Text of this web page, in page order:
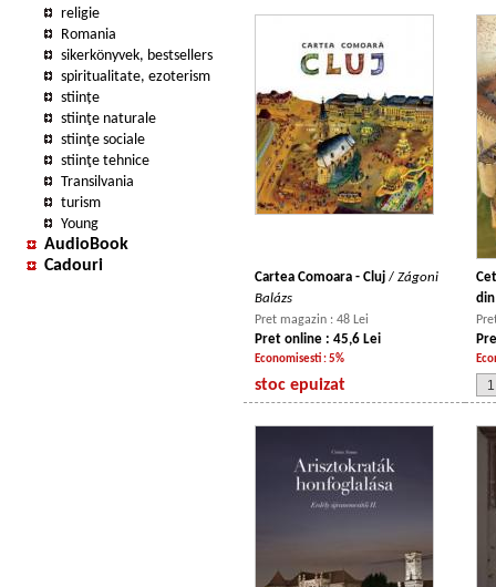
religie
Romania
sikerkönyvek, bestsellers
spiritualitate, ezoterism
stiințe
stiinţe naturale
stiinţe sociale
stiinţe tehnice
Transilvania
turism
Young
AudioBook
Cadouri
Cartea Comoara - Cluj / Zágoni
Balázs
Pret magazin : 48 Lei
Pret online : 45,6 Lei
Economisesti : 5%
stoc epuizat